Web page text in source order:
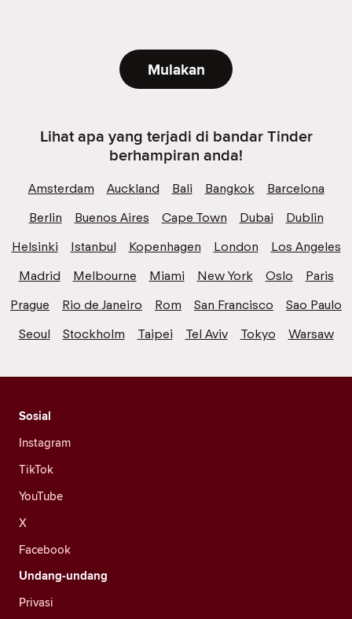
Mulakan
Lihat apa yang terjadi di bandar Tinder
berhampiran anda!
Amsterdam Auckland Bali Bangkok
Barcelona
Berlin
Buenos Aires Cape Town Dubai
Dublin
Helsinki
Istanbul Kopenhagen London
Los Angeles
Madrid
Melbourne Miami New York Oslo
Paris
Prague
Rio de Janeiro Rom San Francisco
Sao Paulo
Seoul
Stockholm Taipei Tel Aviv Tokyo Warsaw
Sosial
Instagram
TikTok
YouTube
X
Facebook
Undang-undang
Privasi